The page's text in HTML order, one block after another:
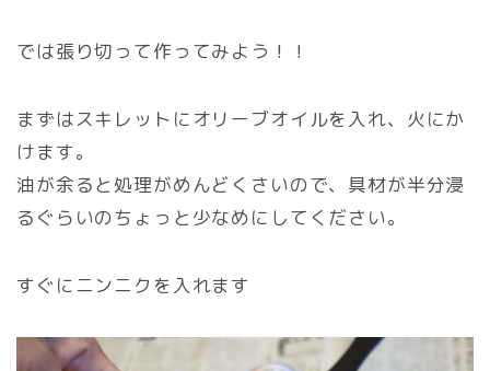
では張り切って作ってみよう！！
まずはスキレットにオリーブオイルを入れ、火にか
けます。
油が余ると処理がめんどくさいので、具材が半分浸
るぐらいのちょっと少なめにしてください。
すぐにニンニクを入れます